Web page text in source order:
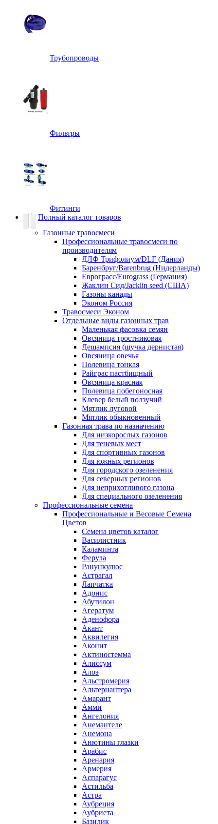
Трубопроводы
Фильтры
Фитинги
Полный каталог товаров
Газонные травосмеси
Профессиональные травосмеси по
производителям
ДЛФ Трифолиум/DLF (Дания)
Баренбруг/Barenbrug (Нидерланды)
Еврограсс/Eurograss (Германия)
Жаклин Сид/Jacklin seed (США)
Газоны канады
Эконом Россия
Травосмеси Эконом
Отдельные виды газонных трав
Маленькая фасовка семян
Овсяница тростниковая
Дешампсия (щучка дернистая)
Овсяница овечья
Полевица тонкая
Райграс пастбищный
Овсяница красная
Полевица побегоносная
Клевер белый ползучий
Мятлик луговой
Мятлик обыкновенный
Газонная трава по назначению
Для низкорослых газонов
Для теневых мест
Для спортивных газонов
Для южных регионов
Для городского озеленения
Для северных регионов
Для неприхотливого газона
Для специального озеленения
Профессиональные семена
Профессиональные и Весовые Семена
Цветов
Семена цветов каталог
Василистник
Каламинта
Ферула
Ранункулюс
Астрагал
Лапчатка
Адонис
Абутилон
Агератум
Аденофора
Акант
Аквилегия
Аконит
Актиностемма
Алиссум
Алоэ
Альстромерия
Альтернантера
Амарант
Амми
Ангелония
Анемантеле
Анемона
Анютины глазки
Арабис
Аренария
Армерия
Аспарагус
Астильба
Астра
Аубреция
Аубриета
Базилик